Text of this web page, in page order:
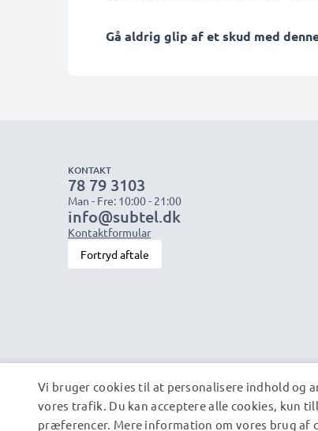
Gå aldrig glip af et skud med
KONTAKT
78 79 3103
Man - Fre: 10:00 - 21:00
info@subtel.dk
Kontaktformular
Fortryd aftale
Vi bruger cookies til at personalisere indhold og
vores trafik. Du kan acceptere alle cookies, kun
præferencer. Mere information om vores brug af